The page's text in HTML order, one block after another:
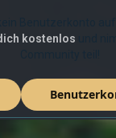
kostenlos